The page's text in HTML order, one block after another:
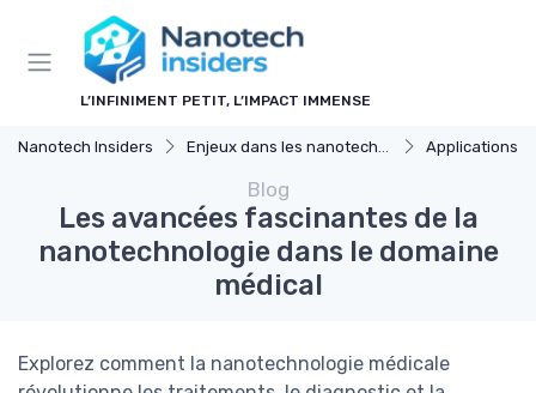
L’INFINIMENT PETIT, L’IMPACT IMMENSE
Nanotech Insiders Enjeux dans les nanotechnologies Applications
Blog
Les avancées fascinantes de la
nanotechnologie dans le domaine
médical
Explorez comment la nanotechnologie médicale
Panneau de gestion des cookies